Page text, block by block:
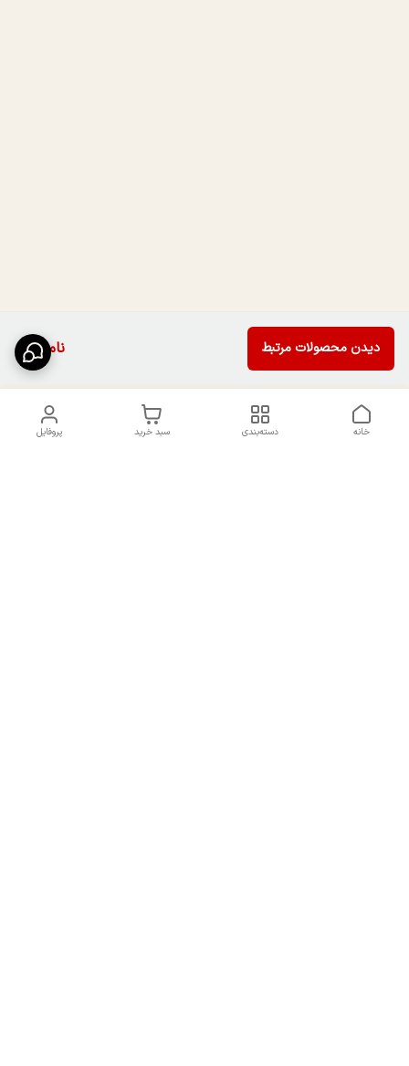
ناموجود دیدن محصولات مرتبط
پروفایل سبد خرید دسته‌بندی خانه